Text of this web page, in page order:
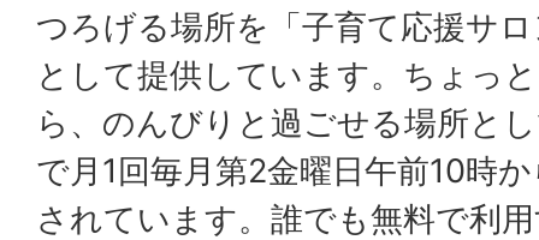
つろげる場所を「子育て応援サ
として提供しています。ちょっ
ら、のんびりと過ごせる場所と
で月1回毎月第2金曜日午前10時
されています。誰でも無料で利